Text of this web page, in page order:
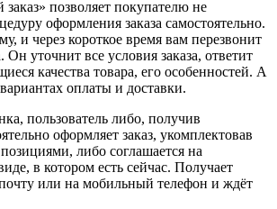
позволяет покупателю не
оформления заказа самостоятельно.
и через короткое время вам перезвонит
уточнит все условия заказа, ответит
качества товара, его особенностей. А
оплаты и доставки.
пользователь либо, получив
оформляет заказ, укомплектовав
либо соглашается на
в котором есть сейчас. Получает
или на мобильный телефон и ждёт